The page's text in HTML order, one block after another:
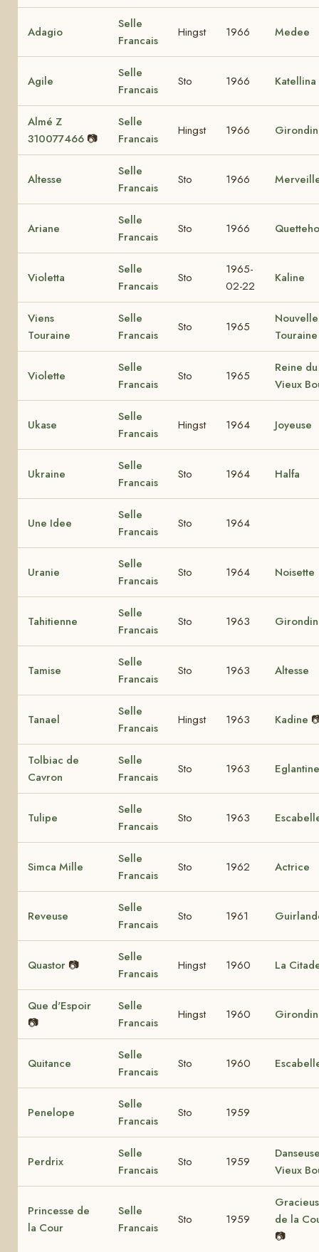
Adagio
Selle
Francais
Hingst 1966 Medee
Agile
Selle
Francais
Sto 1966 Katellina
Almé Z
310077466 📷
Selle
Francais
Hingst 1966
Altesse
Selle
Francais
Sto 1966
Ariane
Selle
Francais
Sto 1966
Violetta
Selle
Francais
Sto
1965-
02-22
Kaline
Viens
Touraine
Selle
Francais
Sto 1965
Nouvelle
Touraine
Violette
Selle
Francais
Sto 1965
Reine du
Vieux
Ukase
Selle
Francais
Hingst 1964 Joyeuse
Ukraine
Selle
Francais
Sto 1964 Halfa
Une Idee
Selle
Francais
Sto 1964
Uranie
Selle
Francais
Sto 1964 Noisette
Tahitienne
Selle
Francais
Sto 1963
Tamise
Selle
Francais
Sto 1963 Altesse
Tanael
Selle
Francais
Hingst 1963 Kadine
Tolbiac de
Cavron
Selle
Francais
Sto 1963 Eglantine
Tulipe
Selle
Francais
Sto 1963
Simca Mille
Selle
Francais
Sto 1962 Actrice
Reveuse
Selle
Francais
Sto 1961
Quastor 📷
Selle
Francais
Hingst 1960 La
Que d'Espoir
📷
Selle
Francais
Hingst 1960
Quitance
Selle
Francais
Sto 1960
Penelope
Selle
Francais
Sto 1959
Perdrix
Selle
Francais
Sto 1959
Vieux
Princesse de
la Cour
Selle
Francais
Sto 1959
de la
📷